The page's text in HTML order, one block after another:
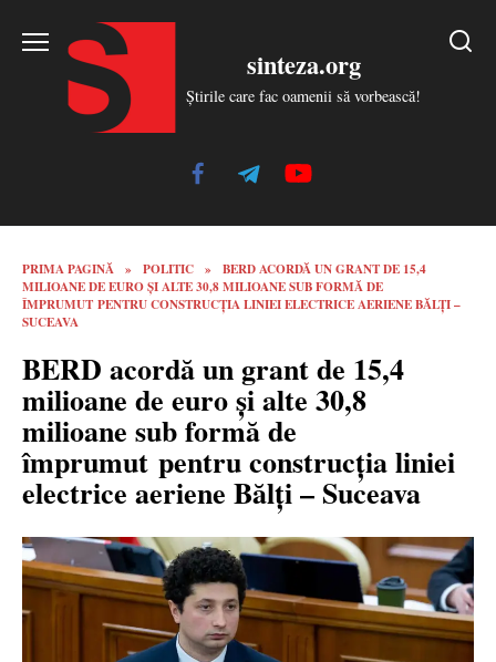
sinteza.org
Știrile care fac oamenii să vorbească!
PRIMA PAGINĂ » POLITIC »
BERD ACORDĂ UN GRANT DE 15,4
MILIOANE DE EURO ȘI ALTE 30,8 MILIOANE SUB FORMĂ DE
ÎMPRUMUT PENTRU CONSTRUCȚIA LINIEI ELECTRICE AERIENE BĂLȚI –
SUCEAVA
BERD acordă un grant de 15,4
milioane de euro și alte 30,8
milioane sub formă de
împrumut pentru construcția liniei
electrice aeriene Bălți – Suceava